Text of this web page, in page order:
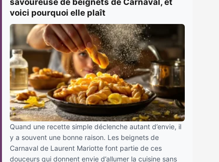
voici pourquoi elle plaît
Quand une recette simple déclenche autant d’envie, il
y a souvent une bonne raison. Les beignets de
Carnaval de Laurent Mariotte font partie de ces
douceurs qui donnent envie d’allumer la cuisine sans